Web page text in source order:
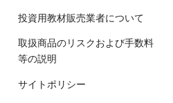
投資用教材販売業者について
取扱商品のリスクおよび手数料
等の説明
サイトポリシー